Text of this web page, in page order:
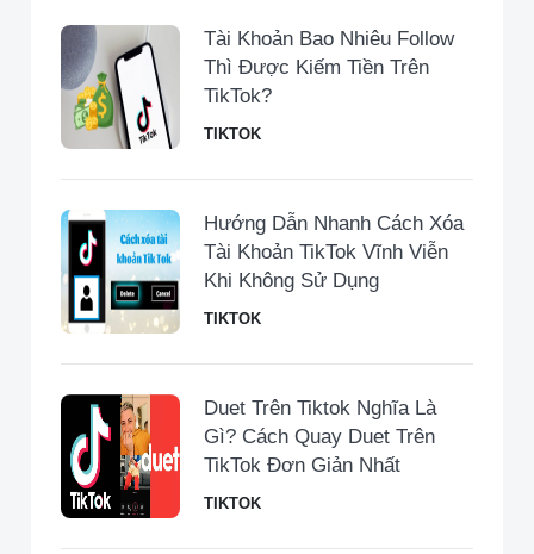
Tài Khoản Bao Nhiêu Follow
Thì Được Kiếm Tiền Trên
TikTok?
TIKTOK
Hướng Dẫn Nhanh Cách Xóa
Tài Khoản TikTok Vĩnh Viễn
Khi Không Sử Dụng
TIKTOK
Duet Trên Tiktok Nghĩa Là
Gì? Cách Quay Duet Trên
TikTok Đơn Giản Nhất
TIKTOK